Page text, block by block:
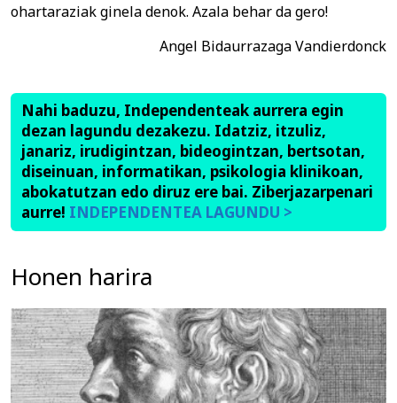
ohartaraziak ginela denok. Azala behar da gero!
Angel Bidaurrazaga Vandierdonck
Nahi baduzu, Independenteak aurrera egin
dezan lagundu dezakezu. Idatziz, itzuliz,
janariz, irudigintzan, bideogintzan, bertsotan,
diseinuan, informatikan, psikologia klinikoan,
abokatutzan edo diruz ere bai. Ziberjazarpenari
aurre! INDEPENDENTEA LAGUNDU >
Honen harira